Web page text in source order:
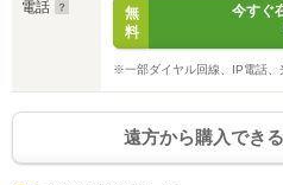
電話
無
料
今すぐ
※一部ダイヤル回線、IP電話、
遠方から購入でき